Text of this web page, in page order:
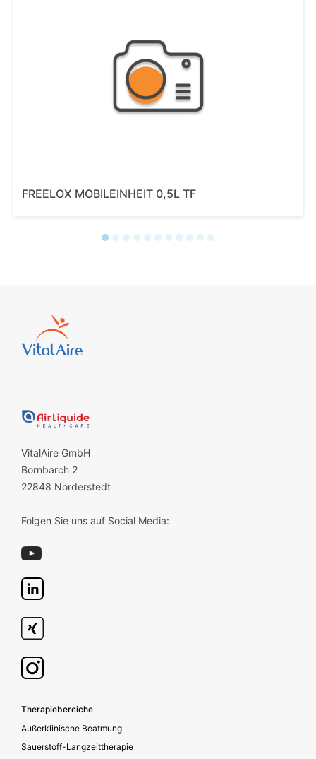
FREELOX MOBILEINHEIT 0,5L TF
VitalAire GmbH
Bornbarch 2
22848 Norderstedt
Folgen Sie uns auf Social Media:
Footer secondary
Therapiebereiche
Außerklinische Beatmung
Sauerstoff-Langzeittherapie